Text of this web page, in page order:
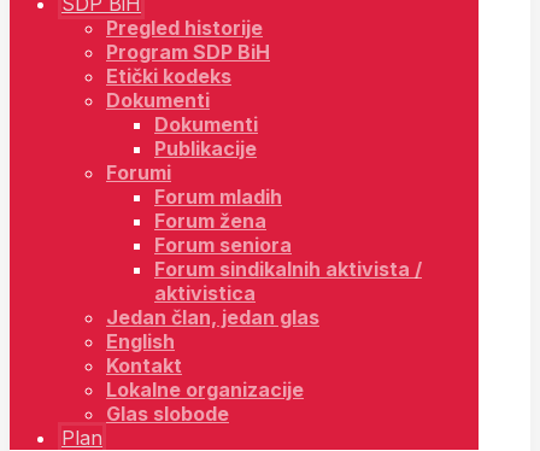
Pregled historije
Program SDP BiH
Etički kodeks
Dokumenti
Dokumenti
Publikacije
Forumi
Forum mladih
Forum žena
Forum seniora
Forum sindikalnih aktivista /
aktivistica
Jedan član, jedan glas
English
Kontakt
Lokalne organizacije
Glas slobode
Plan